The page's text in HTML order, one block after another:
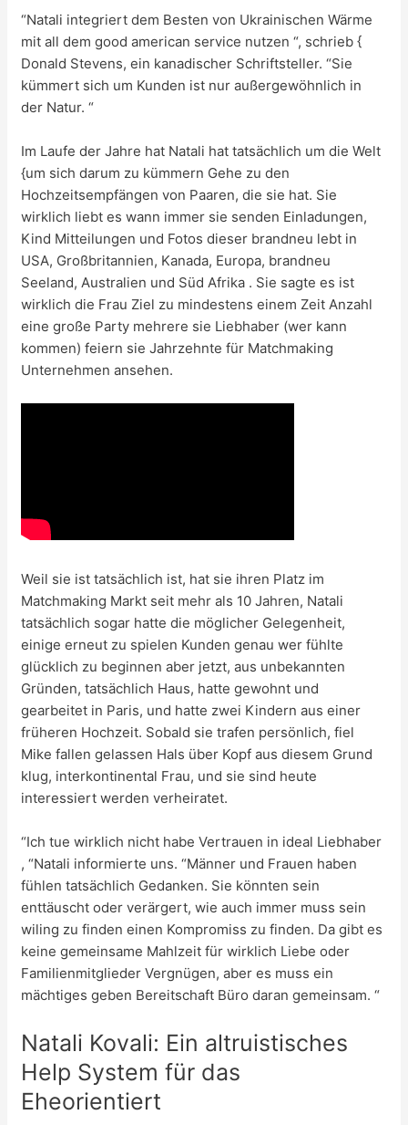
“Natali integriert dem Besten von Ukrainischen Wärme
mit all dem good american service nutzen “, schrieb {
Donald Stevens, ein kanadischer Schriftsteller. “Sie
kümmert sich um Kunden ist nur außergewöhnlich in
der Natur. “
Im Laufe der Jahre hat Natali hat tatsächlich um die Welt
{um sich darum zu kümmern Gehe zu den
Hochzeitsempfängen von Paaren, die sie hat. Sie
wirklich liebt es wann immer sie senden Einladungen,
Kind Mitteilungen und Fotos dieser brandneu lebt in
USA, Großbritannien, Kanada, Europa, brandneu
Seeland, Australien und Süd Afrika . Sie sagte es ist
wirklich die Frau Ziel zu mindestens einem Zeit Anzahl
eine große Party mehrere sie Liebhaber (wer kann
kommen) feiern sie Jahrzehnte für Matchmaking
Unternehmen ansehen.
Weil sie ist tatsächlich ist, hat sie ihren Platz im
Matchmaking Markt seit mehr als 10 Jahren, Natali
tatsächlich sogar hatte die möglicher Gelegenheit,
einige erneut zu spielen Kunden genau wer fühlte
glücklich zu beginnen aber jetzt, aus unbekannten
Gründen, tatsächlich Haus, hatte gewohnt und
gearbeitet in Paris, und hatte zwei Kindern aus einer
früheren Hochzeit. Sobald sie trafen persönlich, fiel
Mike fallen gelassen Hals über Kopf aus diesem Grund
klug, interkontinental Frau, und sie sind heute
interessiert werden verheiratet.
“Ich tue wirklich nicht habe Vertrauen in ideal Liebhaber
, “Natali informierte uns. “Männer und Frauen haben
fühlen tatsächlich Gedanken. Sie könnten sein
enttäuscht oder verärgert, wie auch immer muss sein
wiling zu finden einen Kompromiss zu finden. Da gibt es
keine gemeinsame Mahlzeit für wirklich Liebe oder
Familienmitglieder Vergnügen, aber es muss ein
mächtiges geben Bereitschaft Büro daran gemeinsam. “
Natali Kovali: Ein altruistisches
Help System für das
Eheorientiert